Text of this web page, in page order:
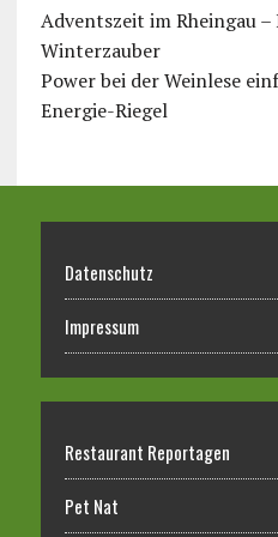
Adventszeit im Rheingau
Winterzauber
Power bei der Weinlese
Energie-Riegel
Datenschutz
Impressum
Restaurant Reportagen
Pet Nat